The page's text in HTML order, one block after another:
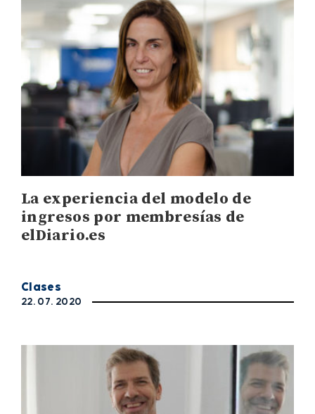
La experiencia del modelo de
ingresos por membresías de
elDiario.es
Clases
22. 07. 2020